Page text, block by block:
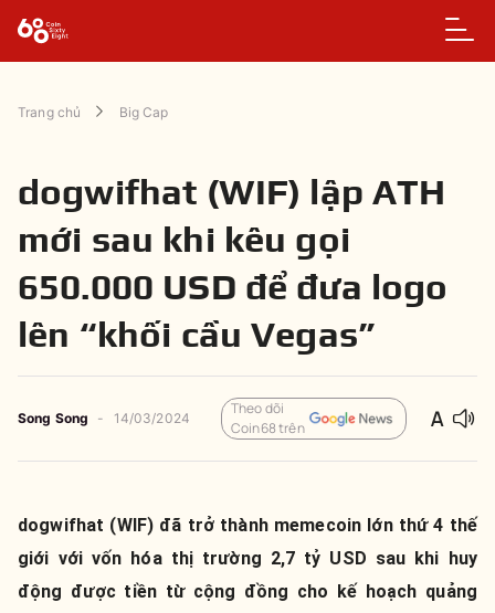
Trang chủ Big Cap
dogwifhat (WIF) lập ATH
mới sau khi kêu gọi
650.000 USD để đưa logo
lên “khối cầu Vegas”
Song Song - 14/03/2024
Theo dõi
Coin68 trên
dogwifhat (WIF) đã trở thành memecoin lớn thứ 4 thế
giới với vốn hóa thị trường 2,7 tỷ USD sau khi huy
động được tiền từ cộng đồng cho kế hoạch quảng